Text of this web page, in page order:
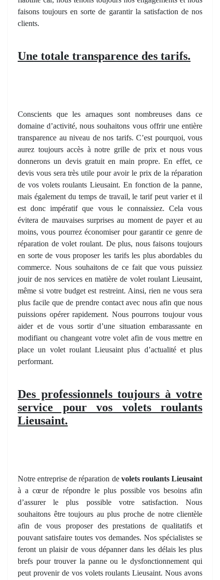
faisons toujours en sorte de garantir la satisfaction de nos
clients.
Une totale transparence des tarifs.
Conscients que les arnaques sont nombreuses dans ce
domaine d’activité, nous souhaitons vous offrir une entière
transparence au niveau de nos tarifs. C’est pourquoi, vous
aurez toujours accès à notre grille de prix et nous vous
donnerons un devis gratuit en main propre. En effet, ce
devis vous sera très utile pour avoir le prix de la réparation
de vos volets roulants Lieusaint. En fonction de la panne,
mais également du temps de travail, le tarif peut varier et il
est donc impératif que vous le connaissiez. Cela vous
évitera de mauvaises surprises au moment de payer et au
moins, vous pourrez économiser pour garantir ce genre de
réparation de volet roulant. De plus, nous faisons toujours
en sorte de vous proposer les tarifs les plus abordables du
commerce. Nous souhaitons de ce fait que vous puissiez
jouir de nos services en matière de volet roulant Lieusaint,
même si votre budget est restreint. Ainsi, rien ne vous sera
plus facile que de prendre contact avec nous afin que nous
puissions opérer rapidement. Nous pourrons toujour vous
aider et de vous sortir d’une situation embarassante en
modifiant ou changeant votre volet afin de vous mettre en
place un volet roulant Lieusaint plus d’actualité et plus
performant.
Des professionnels toujours à votre
service pour vos volets roulants
Lieusaint.
Notre entreprise de réparation de volets roulants Lieusaint
à a cœur de répondre le plus possible vos besoins afin
d’assurer le plus possible votre satisfaction. Nous
souhaitons être toujours au plus proche de notre clientèle
afin de vous proposer des prestations de qualitatifs et
pouvant satisfaire toutes vos demandes. Nos spécialistes se
feront un plaisir de vous dépanner dans les délais les plus
brefs pour trouver la panne ou le dysfonctionnement qui
peut provenir de vos volets roulants Lieusaint. Nous avons